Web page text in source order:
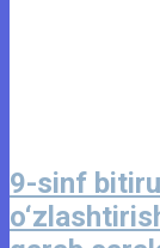
9-sinf